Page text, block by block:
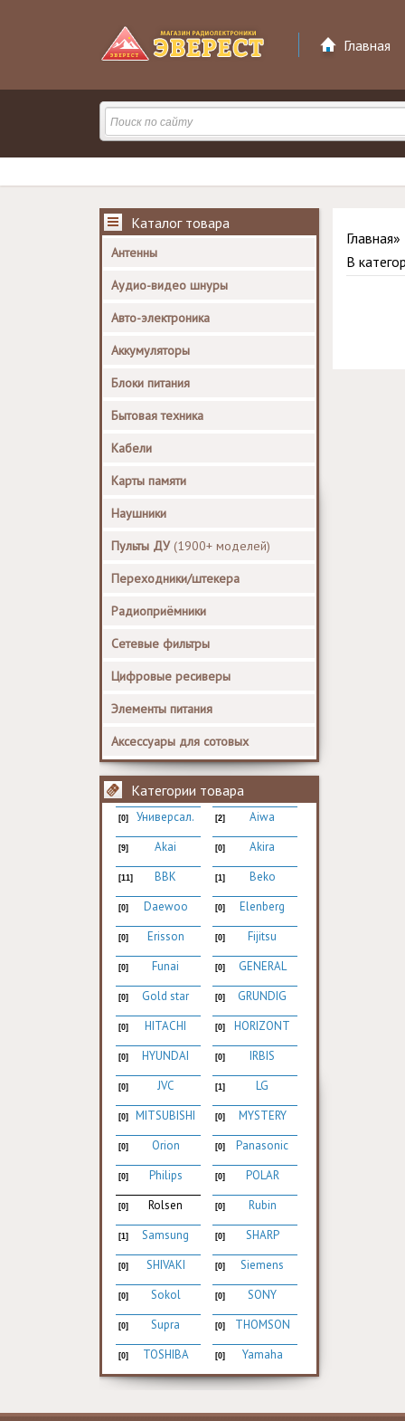
Главная
Каталог товара
Антенны
Аудио-видео шнуры
Авто-электроника
Аккумуляторы
Блоки питания
Бытовая техника
Кабели
Карты памяти
Наушники
Пульты ДУ(1900+ моделей)
Переходники/штекера
Радиоприёмники
Сетевые фильтры
Цифровые ресиверы
Элементы питания
Аксессуары для сотовых
Категории товара
Универсал.
[0] Aiwa
[2]
Akai
[9] Akira
[0]
BBK
[11] Beko
[1]
Daewoo
[0] Elenberg
[0]
Erisson
[0] Fijitsu
[0]
Funai
[0] GENERAL
[0]
Gold star
[0] GRUNDIG
[0]
HITACHI
[0] HORIZONT
[0]
HYUNDAI
[0] IRBIS
[0]
JVC
[0] LG
[1]
MITSUBISHI
[0] MYSTERY
[0]
Orion
[0] Panasonic
[0]
Philips
[0] POLAR
[0]
Rolsen
[0] Rubin
[0]
Samsung
[1] SHARP
[0]
SHIVAKI
[0] Siemens
[0]
Sokol
[0] SONY
[0]
Supra
[0] THOMSON
[0]
TOSHIBA
[0] Yamaha
[0]
Главная»
В